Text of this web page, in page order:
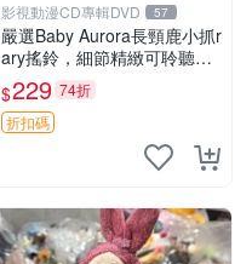
影視動漫CD專輯DVD 57
嚴選Baby Aurora長頸鹿小抓r
ary搖鈴，細節精緻可聆聽清
脆鈴音 軟萌可愛 定制紀念 金
屬搖鈴 新手媽咪推薦 長頸鹿
抓rary 搖鈴
$229 74折
折扣碼